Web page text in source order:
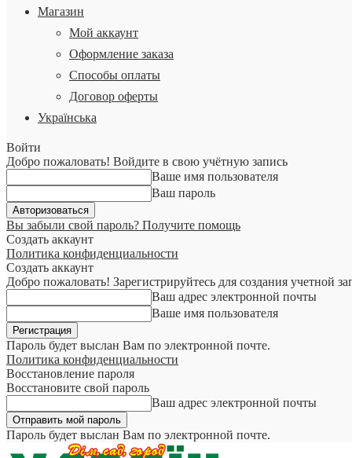
Магазин
Мой аккаунт
Оформление заказа
Способы оплаты
Договор оферты
Українська
Войти
Добро пожаловать! Войдите в свою учётную запись
Ваше имя пользователя
Ваш пароль
Вы забыли свой пароль? Получите помощь
Создать аккаунт
Политика конфиденциальности
Создать аккаунт
Добро пожаловать! Зарегистрируйтесь для создания учетной
Ваш адрес электронной почты
Ваше имя пользователя
Пароль будет выслан Вам по электронной почте.
Политика конфиденциальности
Восстановление пароля
Восстановите свой пароль
Ваш адрес электронной почты
Пароль будет выслан Вам по электронной почте.